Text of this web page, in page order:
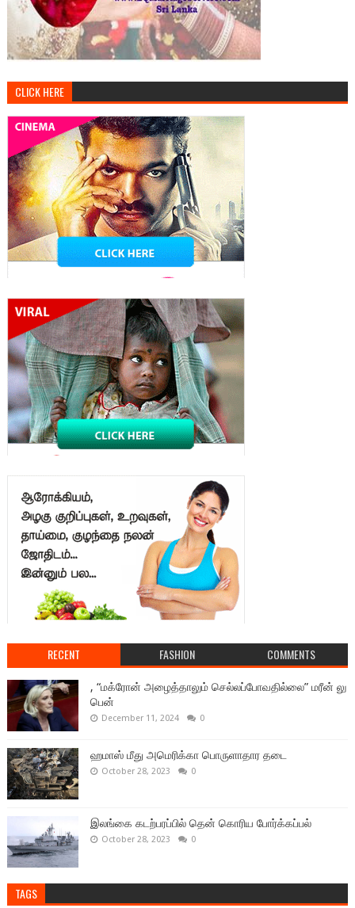
CLICK HERE
RECENT FASHION COMMENTS
, “மக்ரோன் அழைத்தாலும் செல்லப்போவதில்லை” மரீன் லு
பென்
December 11, 2024 0
ஹமாஸ் மீது அமெரிக்கா பொருளாதார தடை
October 28, 2023 0
இலங்கை கடற்பரப்பில் தென் கொரிய போர்க்கப்பல்
October 28, 2023 0
TAGS